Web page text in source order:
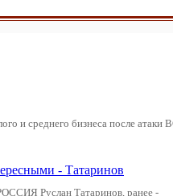
и среднего бизнеса после атаки
- Татаринов
Руслан Татаринов, ранее -